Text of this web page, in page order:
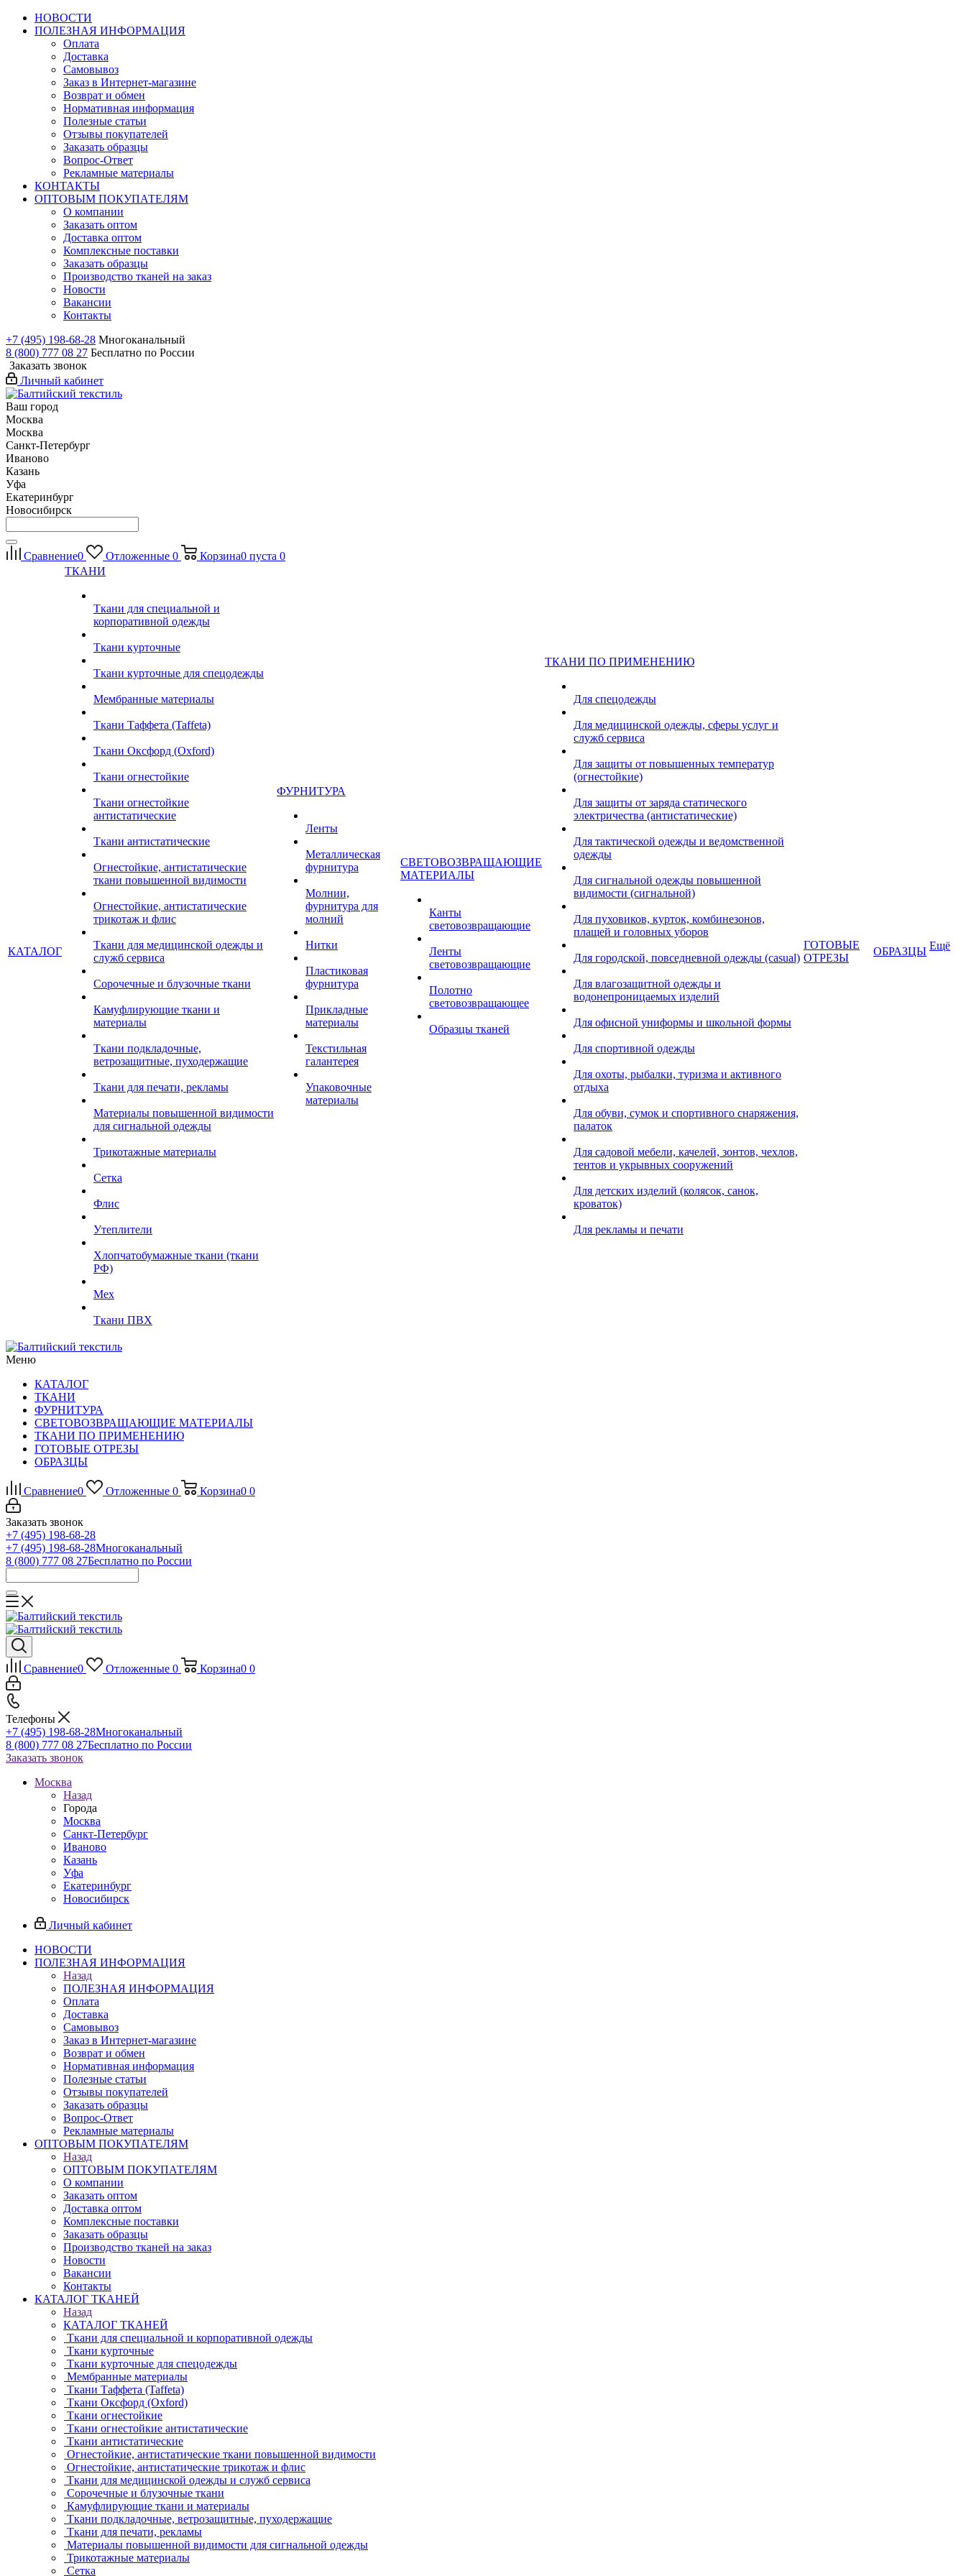
НОВОСТИ
ПОЛЕЗНАЯ ИНФОРМАЦИЯ
Оплата
Доставка
Самовывоз
Заказ в Интернет-магазине
Возврат и обмен
Нормативная информация
Полезные статьи
Отзывы покупателей
Заказать образцы
Вопрос-Ответ
Рекламные материалы
КОНТАКТЫ
ОПТОВЫМ ПОКУПАТЕЛЯМ
О компании
Заказать оптом
Доставка оптом
Комплексные поставки
Заказать образцы
Производство тканей на заказ
Новости
Вакансии
Контакты
+7 (495) 198-68-28 Многоканальный
8 (800) 777 08 27 Бесплатно по России
Заказать звонок
Личный кабинет
Ваш город
Москва
Москва
Санкт-Петербург
Иваново
Казань
Уфа
Екатеринбург
Новосибирск
Сравнение0 Отложенные 0 Корзина0 пуста 0
КАТАЛОГ
ТКАНИ
Ткани для специальной и
корпоративной одежды
Ткани курточные
Ткани курточные для спецодежды
Мембранные материалы
Ткани Таффета (Taffeta)
Ткани Оксфорд (Oxford)
Ткани огнестойкие
Ткани огнестойкие
антистатические
Ткани антистатические
Огнестойкие, антистатические
ткани повышенной видимости
Огнестойкие, антистатические
трикотаж и флис
Ткани для медицинской одежды и
служб сервиса
Сорочечные и блузочные ткани
Камуфлирующие ткани и
материалы
Ткани подкладочные,
ветрозащитные, пуходержащие
Ткани для печати, рекламы
Материалы повышенной видимости
для сигнальной одежды
Трикотажные материалы
Сетка
Флис
Утеплители
Хлопчатобумажные ткани (ткани
РФ)
Мех
Ткани ПВХ
ФУРНИТУРА
Ленты
Металлическая
фурнитура
Молнии,
фурнитура для
молний
Нитки
Пластиковая
фурнитура
Прикладные
материалы
Текстильная
галантерея
Упаковочные
материалы
СВЕТОВОЗВРАЩАЮЩИЕ
МАТЕРИАЛЫ
Канты
световозвращающие
Ленты
световозвращающие
Полотно
световозвращающее
Образцы тканей
ТКАНИ ПО ПРИМЕНЕНИЮ
Для спецодежды
Для медицинской одежды, сферы услуг и
служб сервиса
Для защиты от повышенных температур
(огнестойкие)
Для защиты от заряда статического
электричества (антистатические)
Для тактической одежды и ведомственной
одежды
Для сигнальной одежды повышенной
видимости (сигнальной)
Для пуховиков, курток, комбинезонов,
плащей и головных уборов
Для городской, повседневной одежды (casual)
Для влагозащитной одежды и
водонепроницаемых изделий
Для офисной униформы и школьной формы
Для спортивной одежды
Для охоты, рыбалки, туризма и активного
отдыха
Для обуви, сумок и спортивного снаряжения,
палаток
Для садовой мебели, качелей, зонтов, чехлов,
тентов и укрывных сооружений
Для детских изделий (колясок, санок,
кроваток)
Для рекламы и печати
ГОТОВЫЕ
ОТРЕЗЫ
ОБРАЗЦЫ Ещё
Меню
КАТАЛОГ
ТКАНИ
ФУРНИТУРА
СВЕТОВОЗВРАЩАЮЩИЕ МАТЕРИАЛЫ
ТКАНИ ПО ПРИМЕНЕНИЮ
ГОТОВЫЕ ОТРЕЗЫ
ОБРАЗЦЫ
Сравнение0 Отложенные 0 Корзина0 0
Заказать звонок
+7 (495) 198-68-28
+7 (495) 198-68-28Многоканальный
8 (800) 777 08 27Бесплатно по России
Сравнение0 Отложенные 0 Корзина0 0
Телефоны
+7 (495) 198-68-28Многоканальный
8 (800) 777 08 27Бесплатно по России
Заказать звонок
Москва
Назад
Города
Москва
Санкт-Петербург
Иваново
Казань
Уфа
Екатеринбург
Новосибирск
Личный кабинет
НОВОСТИ
ПОЛЕЗНАЯ ИНФОРМАЦИЯ
Назад
ПОЛЕЗНАЯ ИНФОРМАЦИЯ
Оплата
Доставка
Самовывоз
Заказ в Интернет-магазине
Возврат и обмен
Нормативная информация
Полезные статьи
Отзывы покупателей
Заказать образцы
Вопрос-Ответ
Рекламные материалы
ОПТОВЫМ ПОКУПАТЕЛЯМ
Назад
ОПТОВЫМ ПОКУПАТЕЛЯМ
О компании
Заказать оптом
Доставка оптом
Комплексные поставки
Заказать образцы
Производство тканей на заказ
Новости
Вакансии
Контакты
КАТАЛОГ ТКАНЕЙ
Назад
КАТАЛОГ ТКАНЕЙ
Ткани для специальной и корпоративной одежды
Ткани курточные
Ткани курточные для спецодежды
Мембранные материалы
Ткани Таффета (Taffeta)
Ткани Оксфорд (Oxford)
Ткани огнестойкие
Ткани огнестойкие антистатические
Ткани антистатические
Огнестойкие, антистатические ткани повышенной видимости
Огнестойкие, антистатические трикотаж и флис
Ткани для медицинской одежды и служб сервиса
Сорочечные и блузочные ткани
Камуфлирующие ткани и материалы
Ткани подкладочные, ветрозащитные, пуходержащие
Ткани для печати, рекламы
Материалы повышенной видимости для сигнальной одежды
Трикотажные материалы
Сетка